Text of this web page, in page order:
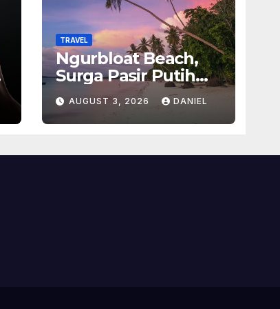
TRAVEL
Ngurbloat Beach,
Surga Pasir Putih
yang Menghadirkan
Ketenangan dan
Pesona Alam Tak
AUGUST 3, 2026 DANIEL